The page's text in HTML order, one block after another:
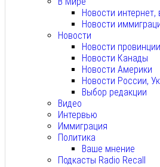
Новости
Новости
Новости
Новости
Новости Канады
Новости Америки
Новости России,
Выбор редакции
Видео
Интервью
Иммиграция
Политика
Ваше мнение
Подкасты Radio Recall